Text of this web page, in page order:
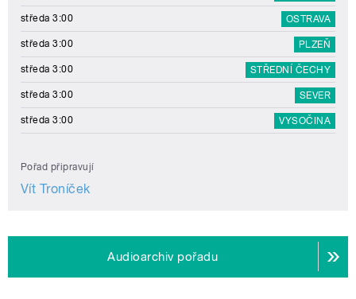
středa 3:00 OSTRAVA
středa 3:00 PLZEŇ
středa 3:00 STŘEDNÍ ČECHY
středa 3:00 SEVER
středa 3:00 VYSOČINA
Pořad připravují
Vít Troníček
Audioarchiv pořadu